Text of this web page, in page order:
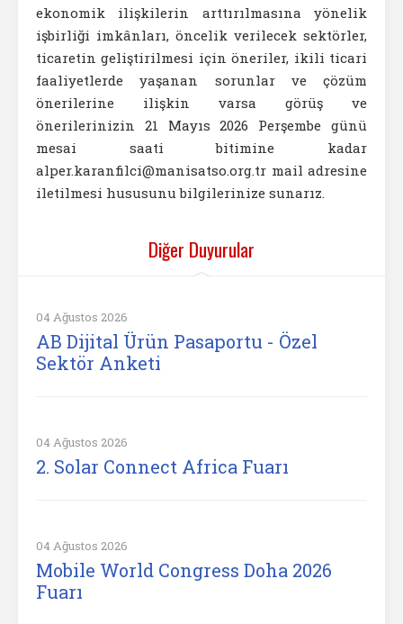
ekonomik ilişkilerin arttırılmasına yönelik
işbirliği imkânları, öncelik verilecek sektörler,
ticaretin geliştirilmesi için öneriler, ikili ticari
faaliyetlerde yaşanan sorunlar ve çözüm
önerilerine ilişkin varsa görüş ve
önerilerinizin 21 Mayıs 2026 Perşembe günü
mesai saati bitimine kadar
alper.karanfilci@manisatso.org.tr mail adresine
iletilmesi hususunu bilgilerinize sunarız.
Diğer Duyurular
04 Ağustos 2026
AB Dijital Ürün Pasaportu - Özel
Sektör Anketi
04 Ağustos 2026
2. Solar Connect Africa Fuarı
04 Ağustos 2026
Mobile World Congress Doha 2026
Fuarı